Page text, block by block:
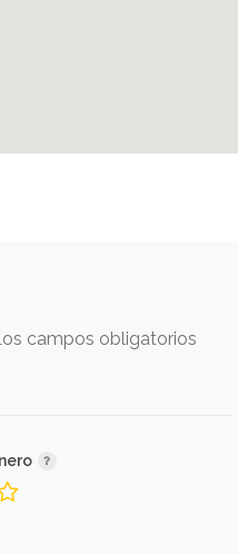
campos obligatorios